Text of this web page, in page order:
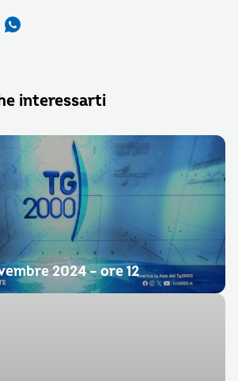
interessarti
2024 – ore 12